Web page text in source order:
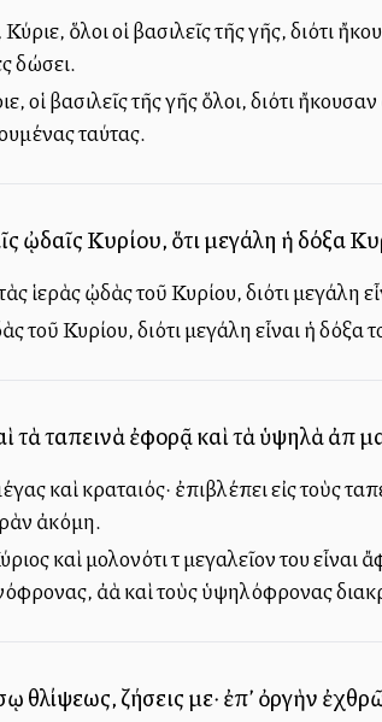
ὅλοι οἱ βασιλεῖς τῆς γῆς, διότι
δώσει.
οἱ βασιλεῖς τῆς γῆς ὅλοι, διότι
ταύτας.
ᾠδαῖς Κυρίου, ὅτι μεγάλη ἡ δόξα
ἱερὰς ᾠδὰς τοῦ Κυρίου, διότι μεγάλη
τοῦ Κυρίου, διότι μεγάλη εἶναι ἡ δόξα
τὰ ταπεινὰ ἐφορᾷ καὶ τὰ ὑψηλὰ ἀπὸ
καὶ κραταιός· ἐπιβλέπει εἰς τοὺς
ἀκόμη.
καὶ μολονότι τὸ μεγαλεῖον του
ἀλλὰ καὶ τοὺς ὑψηλόφρονας
θλίψεως, ζήσεις με· ἐπ’ ὀργὴν